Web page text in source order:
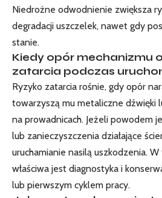
Niedrożne odwodnienie zwiększa
degradacji uszczelek, nawet gdy
stanie.
Kiedy opór mechanizmu
zatarcia podczas
Ryzyko zatarcia rośnie, gdy opór
towarzyszą mu metaliczne dźwięki
na prowadnicach. Jeżeli powodem
lub zanieczyszczenia działające
uruchamianie nasilą uszkodzenia.
właściwa jest diagnostyka i
lub pierwszym cyklem pracy.